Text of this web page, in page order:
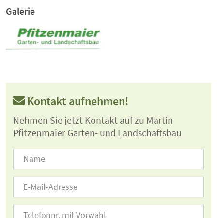
Galerie
Kontakt aufnehmen!
Nehmen Sie jetzt Kontakt auf zu Martin
Pfitzenmaier Garten- und Landschaftsbau